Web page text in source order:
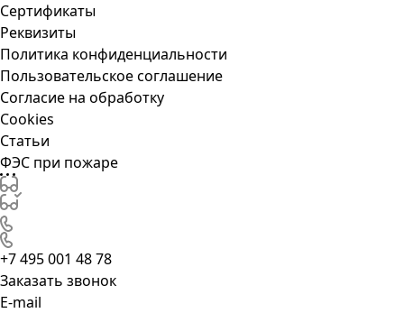
Сертификаты
Реквизиты
Политика конфиденциальности
Пользовательское соглашение
Согласие на обработку
Cookies
Статьи
ФЭС при пожаре
+7 495 001 48 78
Заказать звонок
E-mail